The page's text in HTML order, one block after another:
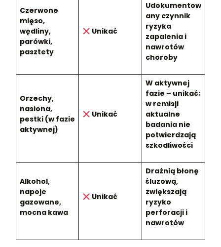
Czerwone
mięso,
wędliny,
parówki,
pasztety
Unikać
Udokumentow
any czynnik
ryzyka
zapalenia i
nawrotów
choroby
Orzechy,
nasiona,
pestki (w fazie
aktywnej)
Unikać
W aktywnej
fazie – unikać;
w remisji
aktualne
badania nie
potwierdzają
szkodliwości
Alkohol,
napoje
gazowane,
mocna kawa
Unikać
Drażnią błonę
śluzową,
zwiększają
ryzyko
perforacji i
nawrotów